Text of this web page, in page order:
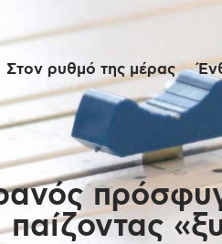
Στον ρυθμό της μέρας
παίζοντας
ρυθμό της